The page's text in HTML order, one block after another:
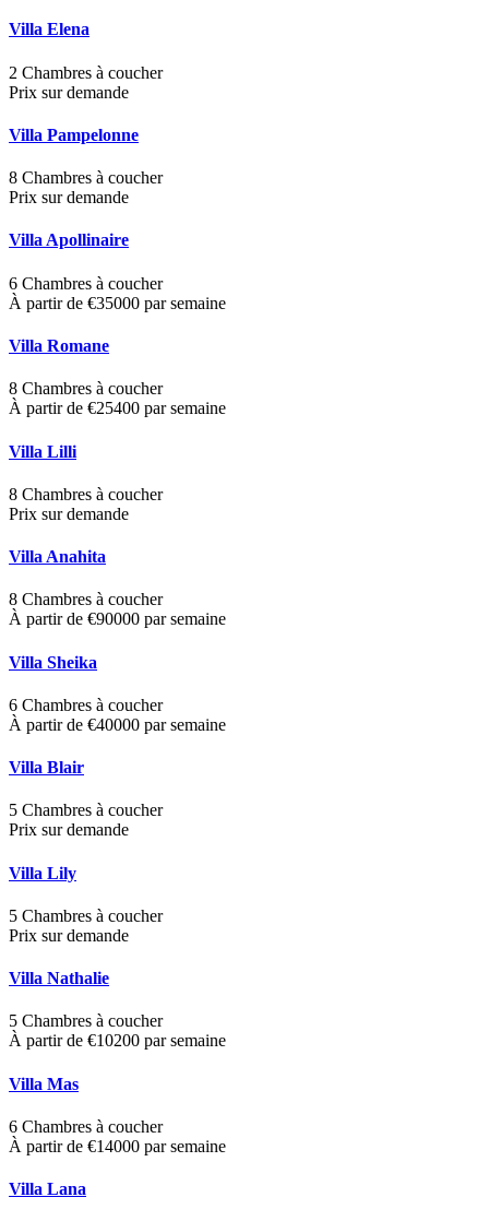
Villa Elena
2 Chambres à coucher
Prix sur demande
Villa Pampelonne
8 Chambres à coucher
Prix sur demande
Villa Apollinaire
6 Chambres à coucher
À partir de €35000 par semaine
Villa Romane
8 Chambres à coucher
À partir de €25400 par semaine
Villa Lilli
8 Chambres à coucher
Prix sur demande
Villa Anahita
8 Chambres à coucher
À partir de €90000 par semaine
Villa Sheika
6 Chambres à coucher
À partir de €40000 par semaine
Villa Blair
5 Chambres à coucher
Prix sur demande
Villa Lily
5 Chambres à coucher
Prix sur demande
Villa Nathalie
5 Chambres à coucher
À partir de €10200 par semaine
Villa Mas
6 Chambres à coucher
À partir de €14000 par semaine
Villa Lana